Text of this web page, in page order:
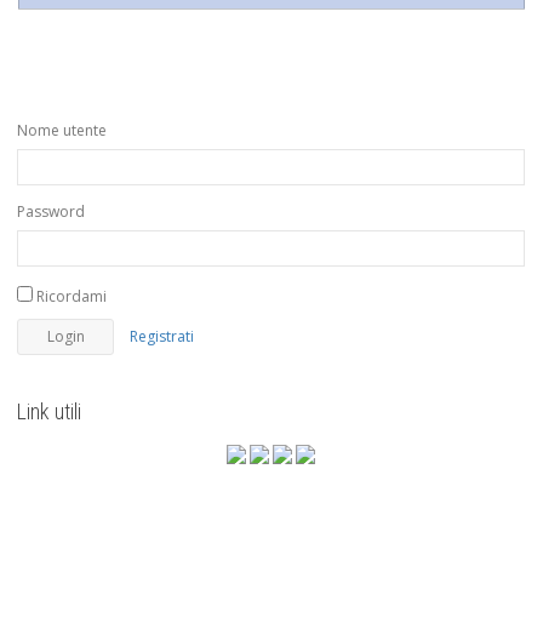
Nome utente
Password
Ricordami
Registrati
Link utili